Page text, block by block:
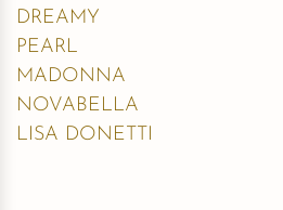
DREAMY
PEARL
MADONNA
NOVABELLA
LISA DONETTI